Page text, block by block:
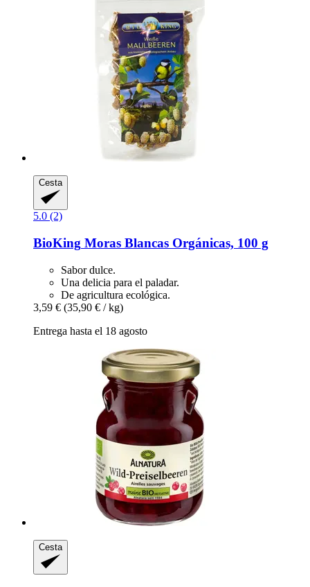
Cesta
5.0 (2)
BioKing Moras Blancas Orgánicas, 100 g
Sabor dulce.
Una delicia para el paladar.
De agricultura ecológica.
3,59 € (35,90 € / kg)
Entrega hasta el 18 agosto
Cesta